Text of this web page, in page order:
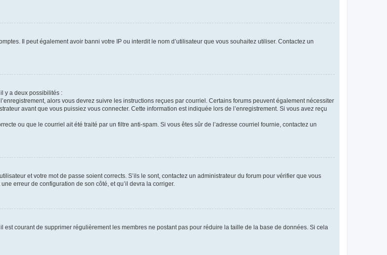
Il peut également avoir banni votre IP ou interdit le nom d’utilisateur que vous souhaitez utiliser. Contactez un
y a deux possibilités :
alors vous devrez suivre les instructions reçues par courriel. Certains forums peuvent également nécessiter
avant que vous puissiez vous connecter. Cette information est indiquée lors de l’enregistrement. Si vous avez reçu
ou que le courriel ait été traité par un filtre anti-spam. Si vous êtes sûr de l’adresse courriel fournie, contactez un
et votre mot de passe soient corrects. S’ils le sont, contactez un administrateur du forum pour vérifier que vous
erreur de configuration de son côté, et qu’il devra la corriger.
est courant de supprimer régulièrement les membres ne postant pas pour réduire la taille de la base de données. Si cela